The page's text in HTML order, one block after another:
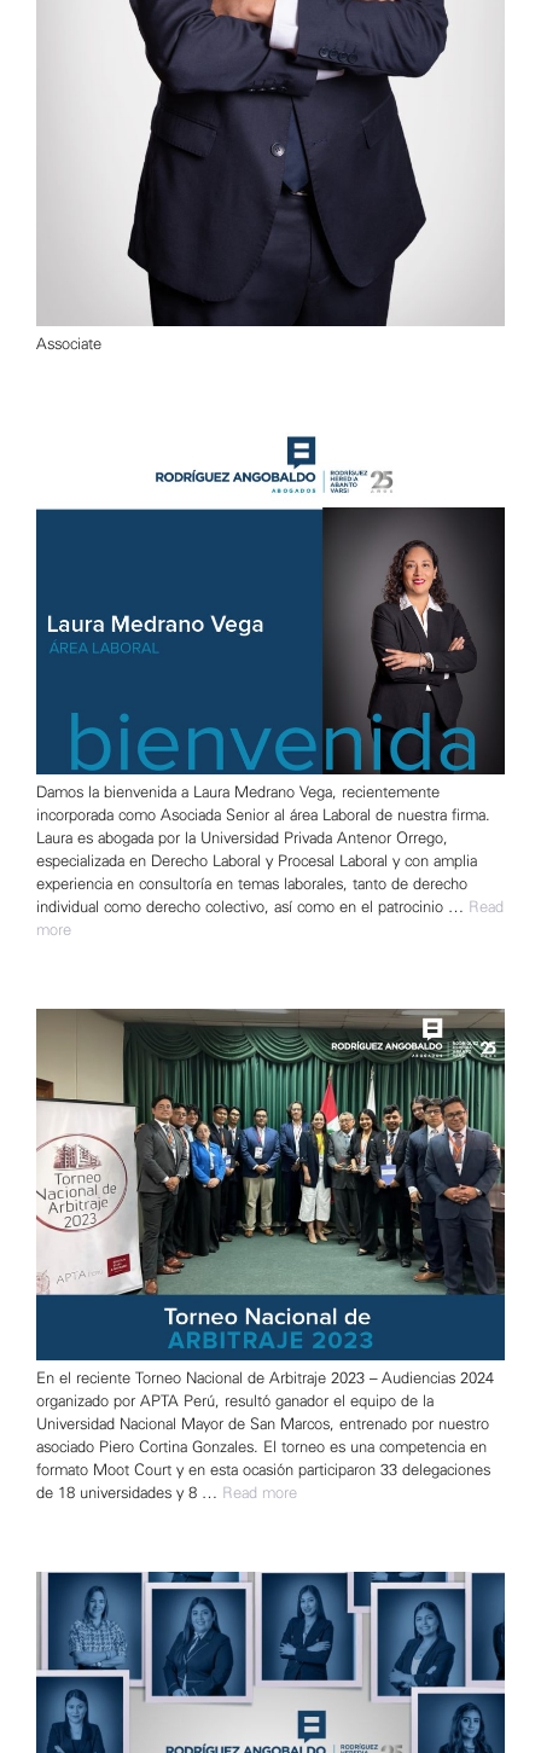
Associate
Damos la bienvenida a Laura Medrano Vega, recientemente
incorporada como Asociada Senior al área Laboral de nuestra firma.
Laura es abogada por la Universidad Privada Antenor Orrego,
especializada en Derecho Laboral y Procesal Laboral y con amplia
experiencia en consultoría en temas laborales, tanto de derecho
individual como derecho colectivo, así como en el patrocinio …
Read
more
En el reciente Torneo Nacional de Arbitraje 2023 – Audiencias 2024
organizado por APTA Perú, resultó ganador el equipo de la
Universidad Nacional Mayor de San Marcos, entrenado por nuestro
asociado Piero Cortina Gonzales. El torneo es una competencia en
formato Moot Court y en esta ocasión participaron 33 delegaciones
de 18 universidades y 8 …
Read more